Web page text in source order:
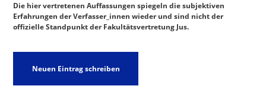
Die hier vertretenen Auffassungen spiegeln die subjektiven
Erfahrungen der Verfasser_innen wieder und sind nicht der
offizielle Standpunkt der Fakultätsvertretung Jus.